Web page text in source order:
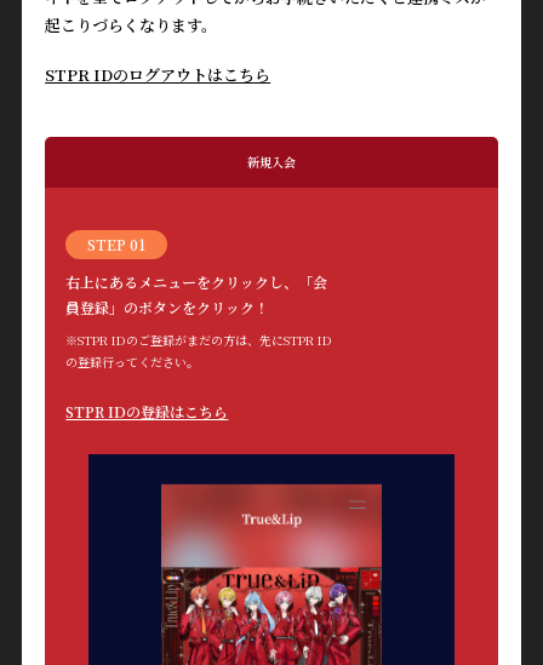
起こりづらくなります。
STPR IDのログアウトはこちら
新規入会
STEP 01
右上にあるメニューをクリックし、「会
員登録」のボタンをクリック！
※STPR IDのご登録がまだの方は、先にSTPR ID
の登録行ってください。
STPR IDの登録はこちら